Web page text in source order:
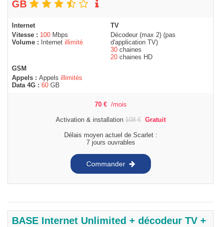
GB
Internet
Vitesse : 100 Mbps
Volume :
Internet illimité
TV
Décodeur (max 2) (pas
d'application TV)
30 chaines
20 chaines HD
GSM
Appels : Appels illimités
Data 4G : 60 GB
70 € /mois
Activation & installation108€ Gratuit
Délais moyen actuel de Scarlet :
7 jours ouvrables
Commander
BASE Internet Unlimited + décodeur TV +